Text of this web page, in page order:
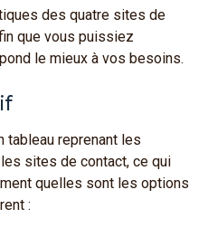
des quatre sites de
que vous puissiez
le mieux à vos besoins.
tableau reprenant les
sites de contact, ce qui
quelles sont les options
: